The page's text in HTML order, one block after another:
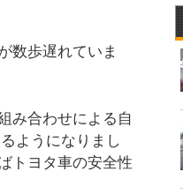
数歩遅れていま
み合わせによる自
ようになりまし
トヨタ車の安全性